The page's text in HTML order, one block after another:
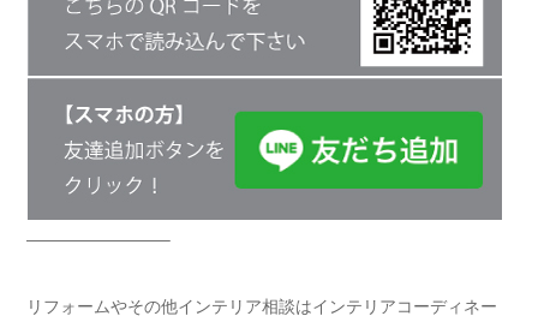
————————–
リフォームやその他インテリア相談はインテリアコーディネー